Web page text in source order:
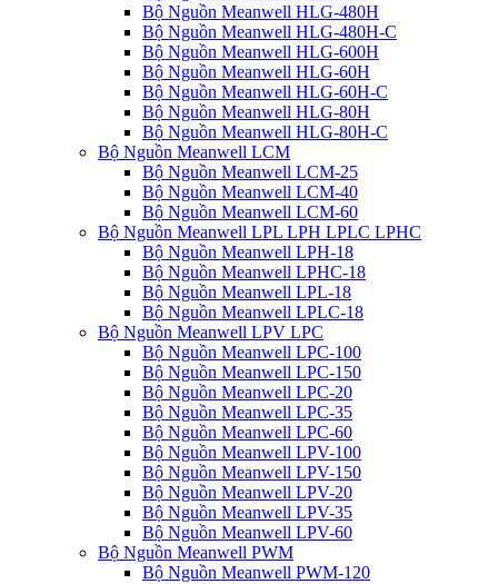
Bộ Nguồn Meanwell HLG-480H
Bộ Nguồn Meanwell HLG-480H-C
Bộ Nguồn Meanwell HLG-600H
Bộ Nguồn Meanwell HLG-60H
Bộ Nguồn Meanwell HLG-60H-C
Bộ Nguồn Meanwell HLG-80H
Bộ Nguồn Meanwell HLG-80H-C
Bộ Nguồn Meanwell LCM
Bộ Nguồn Meanwell LCM-25
Bộ Nguồn Meanwell LCM-40
Bộ Nguồn Meanwell LCM-60
Bộ Nguồn Meanwell LPL LPH LPLC LPHC
Bộ Nguồn Meanwell LPH-18
Bộ Nguồn Meanwell LPHC-18
Bộ Nguồn Meanwell LPL-18
Bộ Nguồn Meanwell LPLC-18
Bộ Nguồn Meanwell LPV LPC
Bộ Nguồn Meanwell LPC-100
Bộ Nguồn Meanwell LPC-150
Bộ Nguồn Meanwell LPC-20
Bộ Nguồn Meanwell LPC-35
Bộ Nguồn Meanwell LPC-60
Bộ Nguồn Meanwell LPV-100
Bộ Nguồn Meanwell LPV-150
Bộ Nguồn Meanwell LPV-20
Bộ Nguồn Meanwell LPV-35
Bộ Nguồn Meanwell LPV-60
Bộ Nguồn Meanwell PWM
Bộ Nguồn Meanwell PWM-120